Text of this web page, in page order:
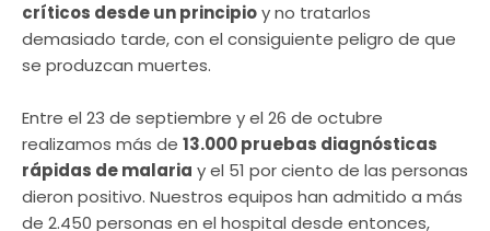
críticos desde un principioy no tratarlos
demasiado tarde, con el consiguiente peligro de que
se produzcan muertes.
Entre el 23 de septiembre y el 26 de octubre
realizamos más de 13.000 pruebas diagnósticas
rápidas de malaria y el 51 por ciento de las personas
dieron positivo. Nuestros equipos han admitido a más
de 2.450 personas en el hospital desde entonces,